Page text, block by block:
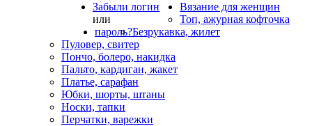
Забыли логин
или
пароль?
Вязание для женщин
Топ, ажурная кофточка
Безрукавка, жилет
Пуловер, свитер
Пончо, болеро, накидка
Пальто, кардиган, жакет
Платье, сарафан
Юбки, шорты, штаны
Носки, тапки
Перчатки, варежки